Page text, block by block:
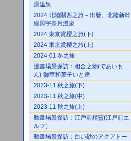
原溫泉
2024 北陸關西之旅－出發、北陸新幹
線與宇奈月溫泉
2024 東京賞櫻之旅(下)
2024 東京賞櫻之旅(上)
2024-01 冬之旅
漫畫場景探訪：相合之物(であいも
ん)-御室和菓子いと達
2023-11 秋之旅(下)
2023-11 秋之旅(中)
2023-11 秋之旅(上)
動畫場景探訪：江戶前精靈(江戸前エ
ルフ）
動畫場景探訪：白い砂のアクアトー